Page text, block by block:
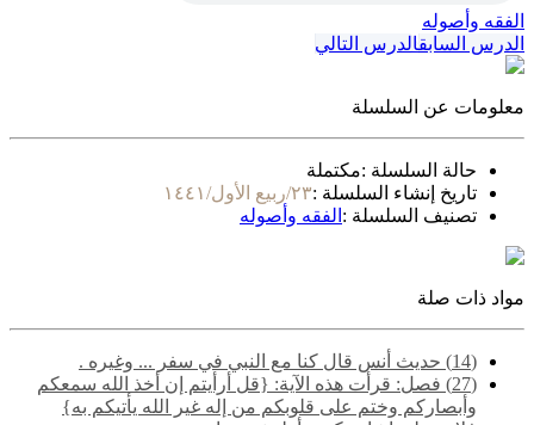
الفقه وأصوله
الدرس السابقالدرس التالي
معلومات عن السلسلة
حالة السلسلة :مكتملة
تاريخ إنشاء السلسلة :٢٣/ربيع الأول/١٤٤١
تصنيف السلسلة : الفقه وأصوله
مواد ذات صلة
(14) حديث أنس قال كنا مع النبي في سفر ... وغيره .
(27) فصل: قرأت هذه الآية: {قل أرأيتم إن أخذ الله سمعكم
وأبصاركم وختم على قلوبكم من إله غير الله يأتيكم به}